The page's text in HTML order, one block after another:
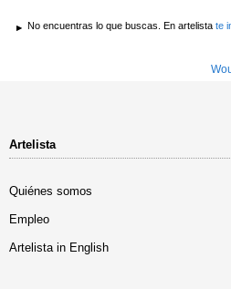
No encuentras lo que buscas. En artelista te
Artelista
Quiénes somos
Empleo
Artelista in English